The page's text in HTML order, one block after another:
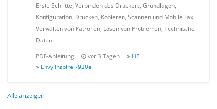
Erste Schritte, Verbinden des Druckers, Grundlagen,
Konfiguration, Drucken, Kopieren, Scannen und Mobile Fax,
Verwalten von Patronen, Lösen von Problemen, Technische
Daten.
PDF-Anleitung vor 3 Tagen
HP
Envy Inspire 7920e
Alle anzeigen